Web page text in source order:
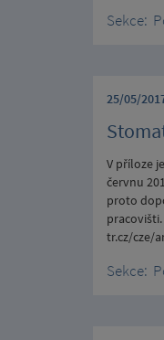
Sekce:
25/05/
V příloze
červnu
proto
tr.cz/cze/
Sekce: